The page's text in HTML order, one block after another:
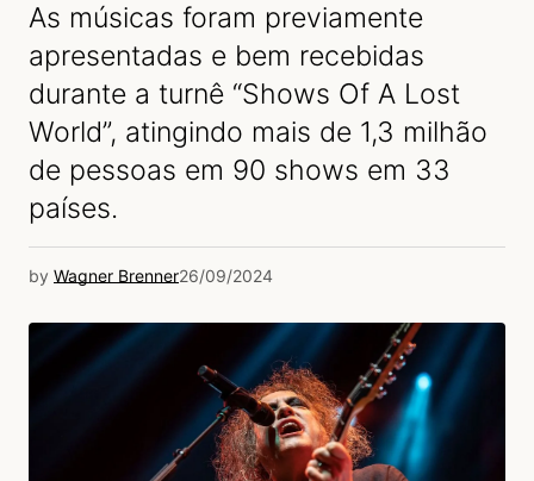
As músicas foram previamente
apresentadas e bem recebidas
durante a turnê “Shows Of A Lost
World”, atingindo mais de 1,3 milhão
de pessoas em 90 shows em 33
países.
by Wagner Brenner26/09/2024